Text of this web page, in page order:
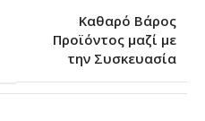
Καθαρό Βάρος
Προϊόντος μαζί με
την Συσκευασία